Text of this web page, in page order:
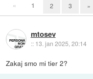
« 1 2 3 »
mtosev
:: 13. jan 2025, 20:14
Zakaj smo mi tier 2?